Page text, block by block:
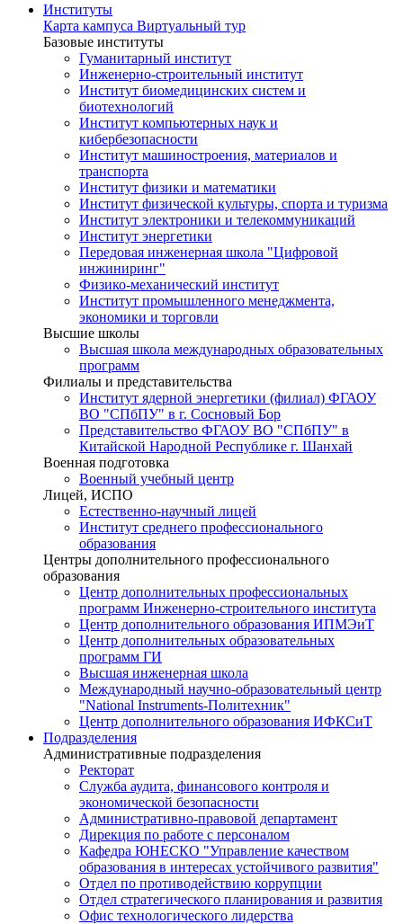
Институты
Карта кампуса Виртуальный тур
Базовые институты
Гуманитарный институт
Инженерно-строительный институт
Институт биомедицинских систем и
биотехнологий
Институт компьютерных наук и
кибербезопасности
Институт машиностроения, материалов и
транспорта
Институт физики и математики
Институт физической культуры, спорта и туризма
Институт электроники и телекоммуникаций
Институт энергетики
Передовая инженерная школа "Цифровой
инжиниринг"
Физико-механический институт
Институт промышленного менеджмента,
экономики и торговли
Высшие школы
Высшая школа международных образовательных
программ
Филиалы и представительства
Институт ядерной энергетики (филиал) ФГАОУ
ВО "СПбПУ" в г. Сосновый Бор
Представительство ФГАОУ ВО "СПбПУ" в
Китайской Народной Республике г. Шанхай
Военная подготовка
Военный учебный центр
Лицей, ИСПО
Естественно-научный лицей
Институт среднего профессионального
образования
Центры дополнительного профессионального
образования
Центр дополнительных профессиональных
программ Инженерно-строительного института
Центр дополнительного образования ИПМЭиТ
Центр дополнительных образовательных
программ ГИ
Высшая инженерная школа
Международный научно-образовательный центр
"National Instruments-Политехник"
Центр дополнительного образования ИФКСиТ
Подразделения
Административные подразделения
Ректорат
Служба аудита, финансового контроля и
экономической безопасности
Административно-правовой департамент
Дирекция по работе с персоналом
Кафедра ЮНЕСКО "Управление качеством
образования в интересах устойчивого развития"
Отдел по противодействию коррупции
Отдел стратегического планирования и развития
Офис технологического лидерства